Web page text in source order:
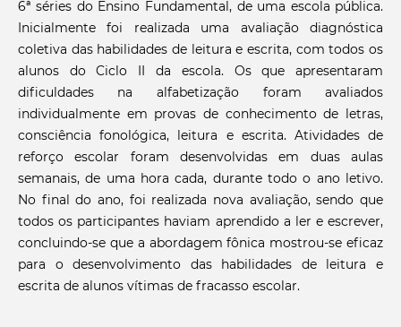
6ª séries do Ensino Fundamental, de uma escola pública.
Inicialmente foi realizada uma avaliação diagnóstica
coletiva das habilidades de leitura e escrita, com todos os
alunos do Ciclo II da escola. Os que apresentaram
dificuldades na alfabetização foram avaliados
individualmente em provas de conhecimento de letras,
consciência fonológica, leitura e escrita. Atividades de
reforço escolar foram desenvolvidas em duas aulas
semanais, de uma hora cada, durante todo o ano letivo.
No final do ano, foi realizada nova avaliação, sendo que
todos os participantes haviam aprendido a ler e escrever,
concluindo-se que a abordagem fônica mostrou-se eficaz
para o desenvolvimento das habilidades de leitura e
escrita de alunos vítimas de fracasso escolar.